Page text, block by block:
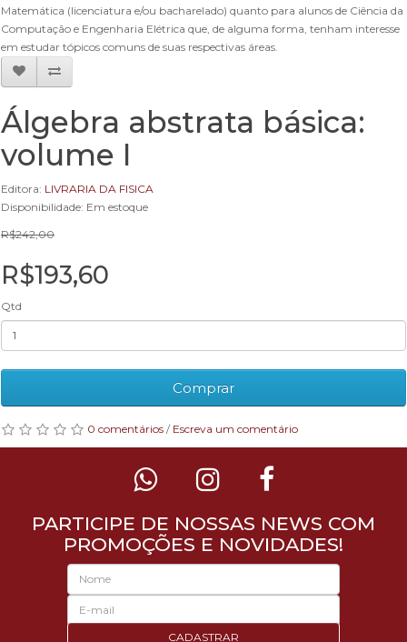
Matemática (licenciatura e/ou bacharelado) quanto para alunos de Ciência da
Computação e Engenharia Elétrica que, de alguma forma, tenham interesse
em estudar tópicos comuns de suas respectivas áreas.
Álgebra abstrata básica:
volume I
Editora: LIVRARIA DA FISICA
Disponibilidade: Em estoque
R$242,00
R$193,60
Qtd
Comprar
0 comentários / Escreva um comentário
PARTICIPE DE NOSSAS NEWS COM
PROMOÇÕES E NOVIDADES!
CADASTRAR